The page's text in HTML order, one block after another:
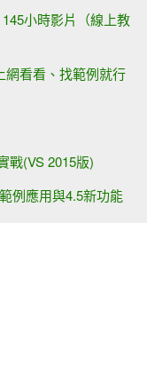
小時影片（線上教
網看看、找範例就行
戰(VS 2015版)
例應用與4.5新功能